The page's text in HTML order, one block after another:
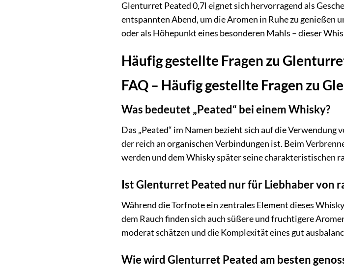
Glenturret Peated 0,7l eignet sich hervorragend als
entspannten Abend, um die Aromen in Ruhe zu genießen
oder als Höhepunkt eines besonderen Mahls – dieser
Häufig gestellte Fragen zu
FAQ – Häufig gestellte Fragen zu
Was bedeutet „Peated“ bei einem Whisky?
Das „Peated“ im Namen bezieht sich auf die
der reich an organischen Verbindungen ist. Beim
werden und dem Whisky später seine charakteristischen
Ist Glenturret Peated nur für Liebhaber von
Während die Torfnote ein zentrales Element dieses
dem Rauch finden sich auch süßere und fruchtigere
moderat schätzen und die Komplexität eines gut
Wie wird Glenturret Peated am besten